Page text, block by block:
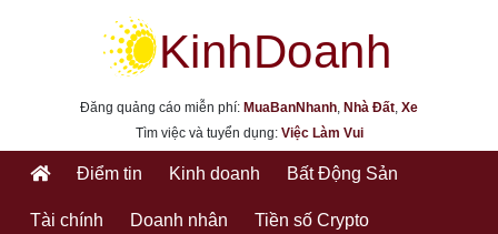
kinhdoanh.muabannhanh.com
Đăng quảng cáo miễn phí: MuaBanNhanh, Nhà Đất, Xe
Tìm việc và tuyển dụng: Việc Làm Vui
Điểm tin Kinh doanh Bất Động Sản
Tài chính Doanh nhân Tiền số Crypto